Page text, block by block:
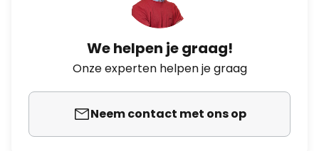
We helpen je graag!
Onze experten helpen je graag
Neem contact met ons op